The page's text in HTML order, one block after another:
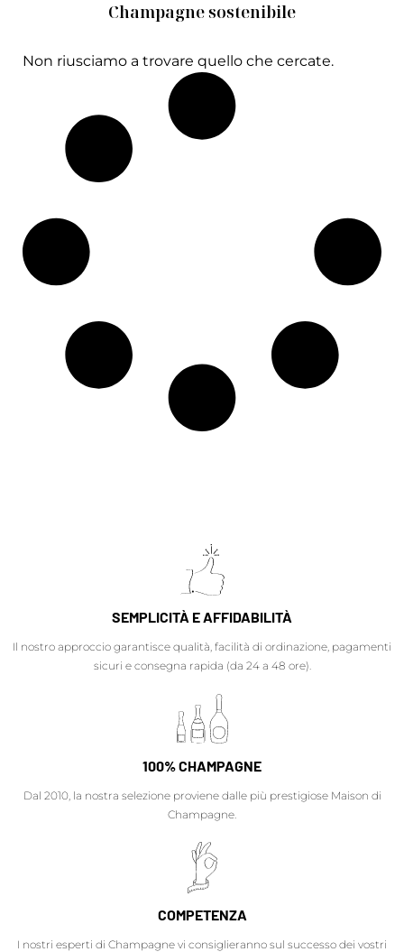
Champagne sostenibile
Non riusciamo a trovare quello che cercate.
SEMPLICITÀ E AFFIDABILITÀ
Il nostro approccio garantisce qualità, facilità di ordinazione, pagamenti
sicuri e consegna rapida (da 24 a 48 ore).
100% CHAMPAGNE
Dal 2010, la nostra selezione proviene dalle più prestigiose Maison di
Champagne.
COMPETENZA
I nostri esperti di Champagne vi consiglieranno sul successo dei vostri